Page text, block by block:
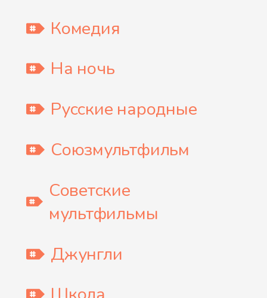
Комедия
На ночь
Русские народные
Союзмультфильм
Советские
мультфильмы
Джунгли